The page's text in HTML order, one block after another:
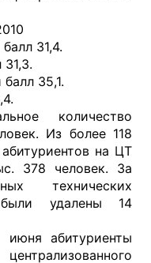
31,4.
35,1.
количество
Из более 118
на ЦТ
378 человек. За
технических
удалены 14
абитуриенты